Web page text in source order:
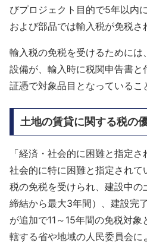
びプロジェクト目的で5年以内
および部品では輸入税が免税さ
輸入税の免税を受けるために
設備が、輸入時に税関申告書と
証憑で対象品目となっているこ
土地の賃貸に関する税の
「経済・社会的に困難と指定
社会的に特に困難と指定され
税の免税を受けられ、建設中
締結から最大3年間）、建設完
が追加で11～15年間の免税対
轄する省や地域の人民委員会